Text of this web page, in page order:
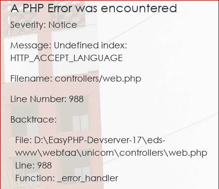
A PHP Error was encountered
Severity: Notice
Message: Undefined index:
HTTP_ACCEPT_LANGUAGE
Filename: controllers/web.php
Line Number: 988
Backtrace:
File: D:\EasyPHP-Devserver-17\eds-
www\webfaa\unicorn\controllers\web.php
Line: 988
Function: _error_handler